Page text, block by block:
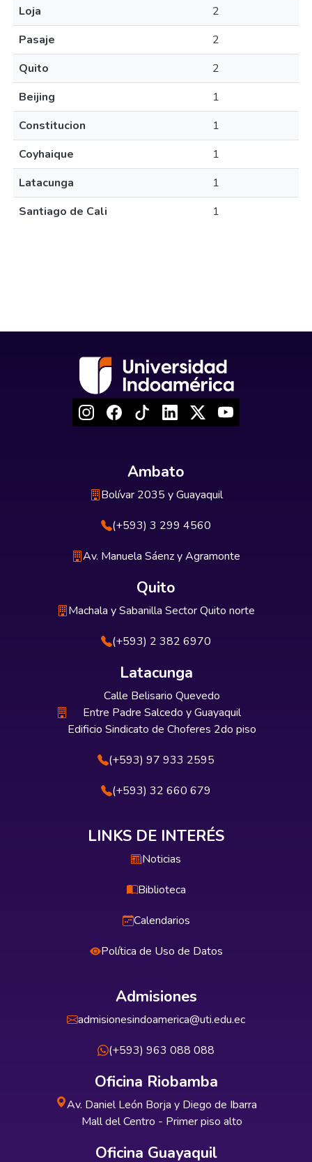
Loja
2
Pasaje
2
Quito
2
Beijing
1
Constitucion
1
Coyhaique
1
Latacunga
1
Santiago de Cali
1
Ambato
Bolívar 2035 y Guayaquil
(+593) 3 299 4560
Av. Manuela Sáenz y Agramonte
Quito
Machala y Sabanilla Sector Quito norte
(+593) 2 382 6970
Latacunga
Calle Belisario Quevedo
Entre Padre Salcedo y Guayaquil
Edificio Sindicato de Choferes 2do piso
(+593) 97 933 2595
(+593) 32 660 679
LINKS DE INTERÉS
Noticias
Biblioteca
Calendarios
Política de Uso de Datos
Admisiones
admisionesindoamerica@uti.edu.ec
(+593) 963 088 088
Oficina Riobamba
Av. Daniel León Borja y Diego de Ibarra
Mall del Centro - Primer piso alto
Oficina Guayaquil